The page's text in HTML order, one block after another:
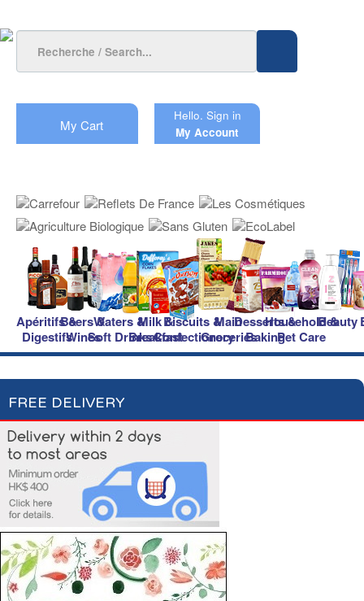
My Cart
Hello. Sign in
My Account
Apéritifs &
Digestifs
Beers &
Wines
Waters &
Soft Drinks
Milk &
Breakfast
Biscuits &
Confectionery
Main
Groceries
Desserts &
Baking
Household &
Pet Care
Beauty
FREE DELIVERY